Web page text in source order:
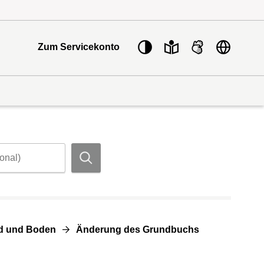
Zum Servicekonto Sprache
Suchen
und Boden Änderung des Grundbuchs